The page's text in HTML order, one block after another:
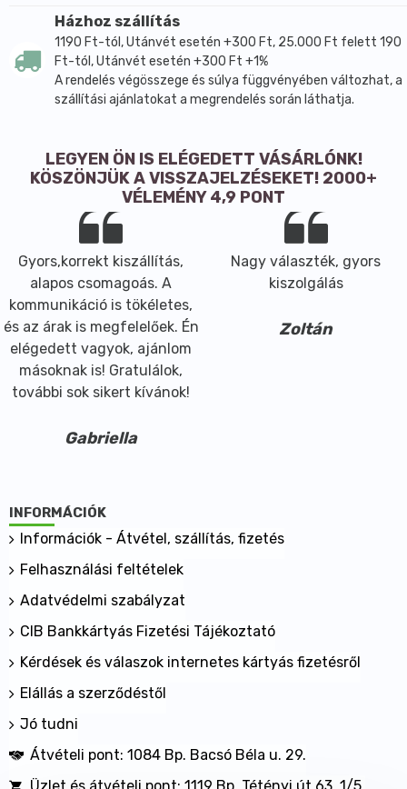
Házhoz szállítás
1190 Ft-tól, Utánvét esetén +300 Ft, 25.000 Ft felett 190
Ft-tól, Utánvét esetén +300 Ft +1%
A rendelés végösszege és súlya függvényében változhat, a
szállítási ajánlatokat a megrendelés során láthatja.
LEGYEN ÖN IS ELÉGEDETT VÁSÁRLÓNK!
KÖSZÖNJÜK A VISSZAJELZÉSEKET! 2000+
VÉLEMÉNY 4,9 PONT
Gyors,korrekt kiszállítás,
alapos csomagoás. A
kommunikáció is tökéletes,
és az árak is megfelelőek. Én
elégedett vagyok, ajánlom
másoknak is! Gratulálok,
további sok sikert kívánok!
Gabriella
Nagy választék, gyors
kiszolgálás
Zoltán
INFORMÁCIÓK
Információk - Átvétel, szállítás, fizetés
Felhasználási feltételek
Adatvédelmi szabályzat
CIB Bankkártyás Fizetési Tájékoztató
Kérdések és válaszok internetes kártyás fizetésről
Elállás a szerződéstől
Jó tudni
Átvételi pont: 1084 Bp. Bacsó Béla u. 29.